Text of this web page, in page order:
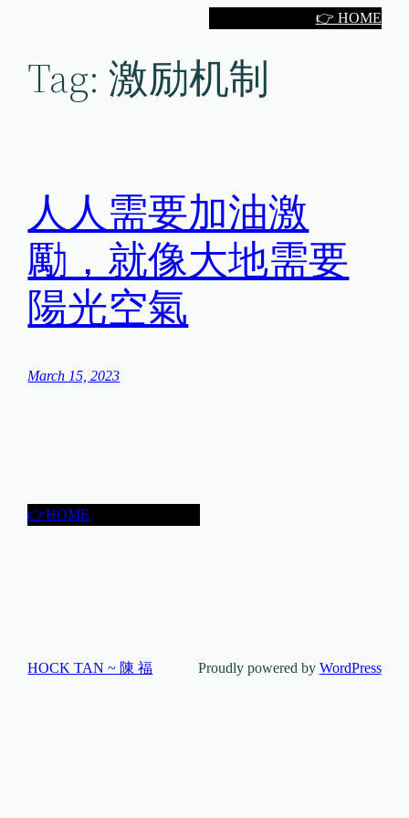
👉 HOME
Tag:激励机制
人人需要加油激
勵，就像大地需要
陽光空氣
March 15, 2023
👉HOME
HOCK TAN ~ 陳 福 Proudly powered by WordPress